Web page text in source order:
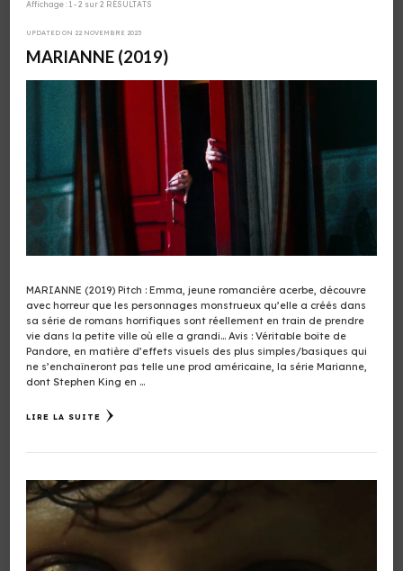
Affichage : 1 - 2 sur 2 RÉSULTATS
UPDATED ON 22 NOVEMBRE 2023
MARIANNE (2019)
MARIANNE (2019) Pitch : Emma, jeune romancière acerbe, découvre
avec horreur que les personnages monstrueux qu’elle a créés dans
sa série de romans horrifiques sont réellement en train de prendre
vie dans la petite ville où elle a grandi… Avis : Véritable boîte de
Pandore, en matière d’effets visuels des plus simples/basiques qui
ne s’enchaîneront pas telle une prod américaine, la série Marianne,
dont Stephen King en …
LIRE LA SUITE